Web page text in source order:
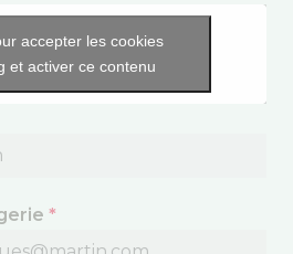
accepter les cookies
et activer ce contenu
*